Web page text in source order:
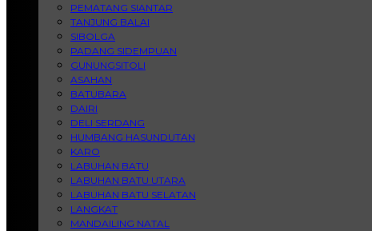
PEMATANG SIANTAR
TANJUNG BALAI
SIBOLGA
PADANG SIDEMPUAN
GUNUNGSITOLI
ASAHAN
BATUBARA
DAIRI
DELI SERDANG
HUMBANG HASUNDUTAN
KARO
LABUHAN BATU
LABUHAN BATU UTARA
LABUHAN BATU SELATAN
LANGKAT
MANDAILING NATAL